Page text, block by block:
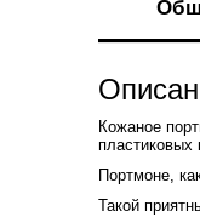
Кожаное
пластиковых
Портмоне,
Такой